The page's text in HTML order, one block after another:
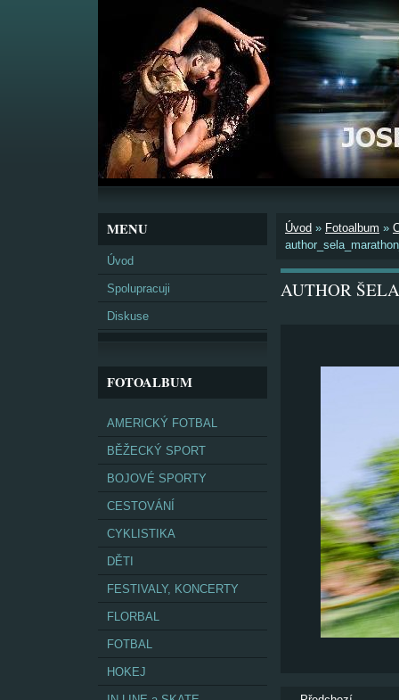
MENU
Úvod
Spolupracuji
Diskuse
FOTOALBUM
AMERICKÝ FOTBAL
BĚŽECKÝ SPORT
BOJOVÉ SPORTY
CESTOVÁNÍ
CYKLISTIKA
DĚTI
FESTIVALY, KONCERTY
FLORBAL
FOTBAL
HOKEJ
Úvod » Fotoalbum »
AUTHOR